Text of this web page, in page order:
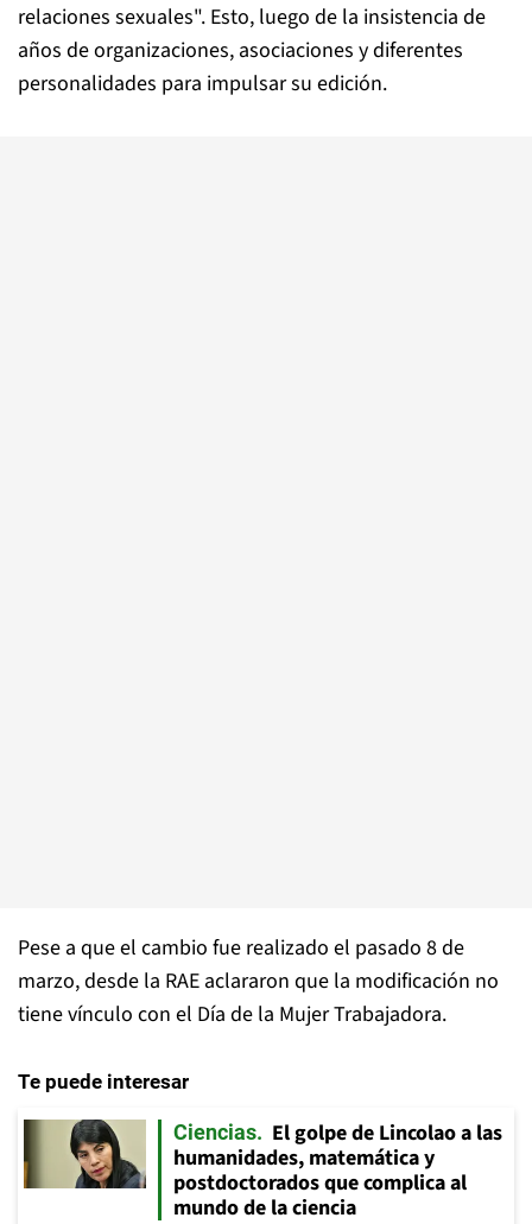
relaciones sexuales". Esto, luego de la insistencia de
años de organizaciones, asociaciones y diferentes
personalidades para impulsar su edición.
Pese a que el cambio fue realizado el pasado 8 de
marzo, desde la RAE aclararon que la modificación no
tiene vínculo con el Día de la Mujer Trabajadora.
Te puede interesar
Ciencias
El golpe de Lincolao a las
humanidades, matemática y
postdoctorados que complica al
mundo de la ciencia